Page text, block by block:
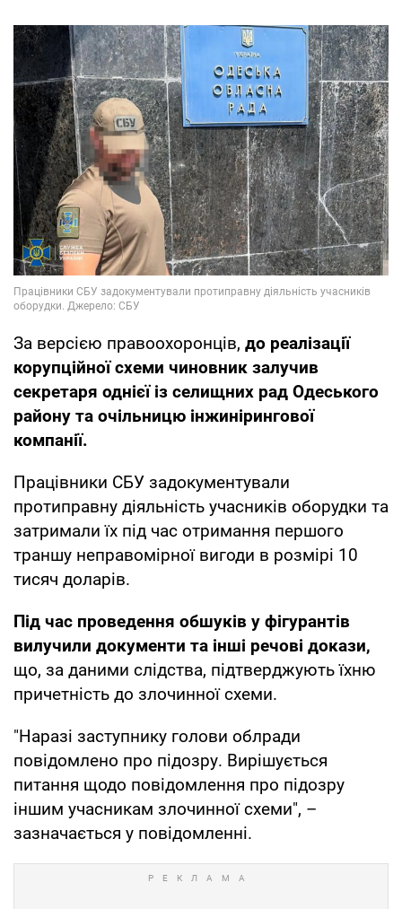
За версією правоохоронців, до реалізації
корупційної схеми чиновник залучив
секретаря однієї із селищних рад Одеського
району та очільницю інжинірингової
компанії.
Працівники СБУ задокументували
протиправну діяльність учасників оборудки та
затримали їх під час отримання першого
траншу неправомірної вигоди в розмірі 10
тисяч доларів.
Під час проведення обшуків у фігурантів
вилучили документи та інші речові докази,
що, за даними слідства, підтверджують їхню
причетність до злочинної схеми.
"Наразі заступнику голови облради
повідомлено про підозру. Вирішується
питання щодо повідомлення про підозру
іншим учасникам злочинної схеми", –
зазначається у повідомленні.